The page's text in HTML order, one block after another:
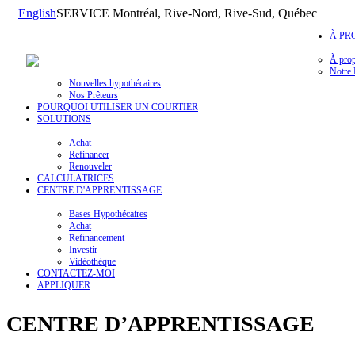
EnglishSERVICE Montréal, Rive-Nord, Rive-Sud, Québec
À
À
Notre
Nouvelles hypothécaires
Nos Prêteurs
POURQUOI UTILISER UN COURTIER
SOLUTIONS
Achat
Refinancer
Renouveler
CALCULATRICES
CENTRE D'APPRENTISSAGE
Bases Hypothécaires
Achat
Refinancement
Investir
Vidéothèque
CONTACTEZ-MOI
APPLIQUER
CENTRE D’APPRENTISSAGE